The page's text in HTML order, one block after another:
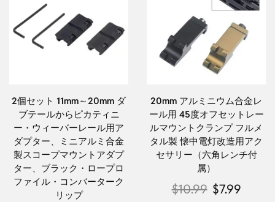
2個セット 11mm～20mm ダ
ブテールからピカティニ
ー・ウィーバーレール用ア
ダプター、ミニアルミ合金
製スコープマウントアダプ
ター、ブラック・ロープロ
ファイル・コンバーターク
リップ
20mm アルミニウム合金レ
ール用 45度オフセットレー
ルマウントクランプ フルメ
タル製 懐中電灯改造用アク
セサリー（六角レンチ付
属）
$10.99 $7.99